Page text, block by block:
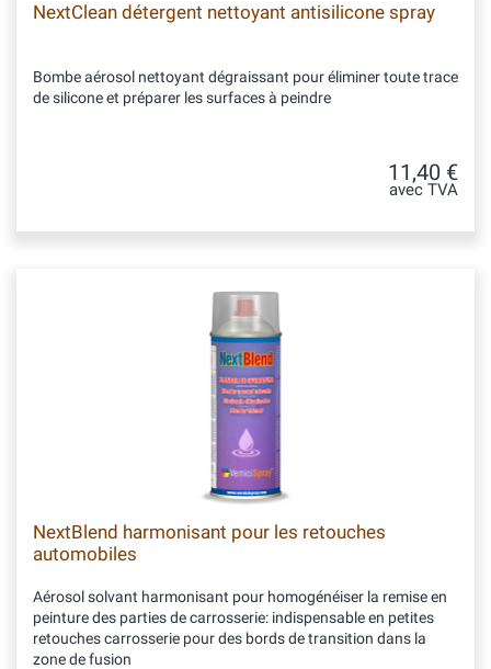
NextClean détergent nettoyant antisilicone spray
Bombe aérosol nettoyant dégraissant pour éliminer toute trace
de silicone et préparer les surfaces à peindre
11,40 €
avec TVA
NextBlend harmonisant pour les retouches
automobiles
Aérosol solvant harmonisant pour homogénéiser la remise en
peinture des parties de carrosserie: indispensable en petites
retouches carrosserie pour des bords de transition dans la
zone de fusion